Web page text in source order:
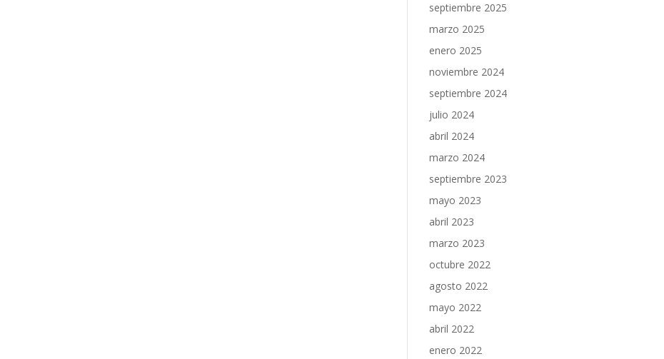
septiembre 2025
marzo 2025
enero 2025
noviembre 2024
septiembre 2024
julio 2024
abril 2024
marzo 2024
septiembre 2023
mayo 2023
abril 2023
marzo 2023
octubre 2022
agosto 2022
mayo 2022
abril 2022
enero 2022